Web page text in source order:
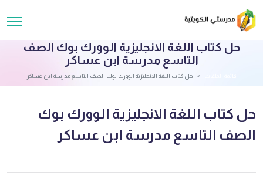
حل كتاب اللغة الانجليزية الوورك بوك الصف
التاسع مدرسة ابن عساكر
حل كتاب اللغة الانجليزية الوورك بوك الصف التاسع مدرسة ابن عساكر
حل كتاب اللغة الانجليزية الوورك بوك
الصف التاسع مدرسة ابن عساكر